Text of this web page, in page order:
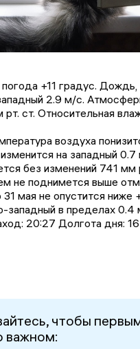
+11 градус. Дождь,
2.9 м/с.
ст. Относительная
воздуха
на западный 0.7
без изменений 741 мм
не поднимется выше
мая не опустится ниже
западный в пределах 0.4
20:27 Долгота дня: 16
чтобы
важном: